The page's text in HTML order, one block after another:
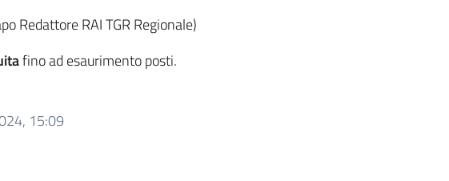
Redattore RAI TGR Regionale)
fino ad esaurimento posti.
15:09